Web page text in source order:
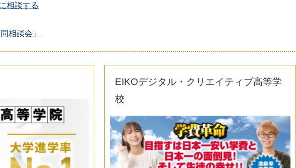
相談する
相談会』
EIKOデジタル・クリエイティブ高等学
校